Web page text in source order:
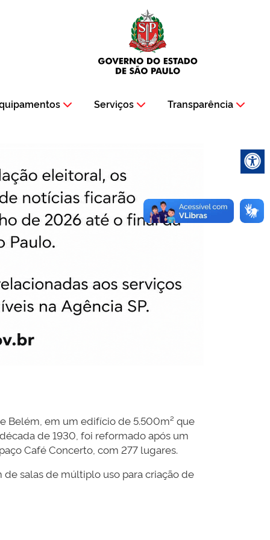
Serviços Transparência
Belém, em um edifício de 5.500m² que
de 1930, foi reformado após um
Café Concerto, com 277 lugares.
salas de múltiplo uso para criação de